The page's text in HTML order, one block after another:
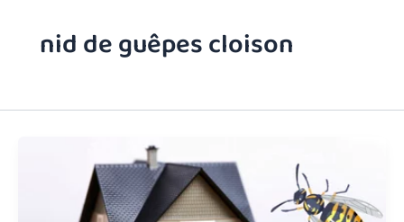
nid de guêpes cloison